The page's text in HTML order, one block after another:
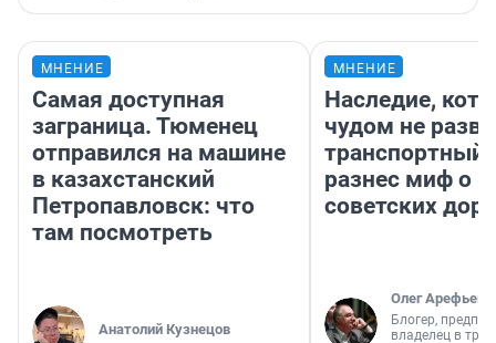
МНЕНИЕ
Самая доступная
заграница. Тюменец
отправился на машине
в казахстанский
Петропавловск: что
там посмотреть
Анатолий Кузнецов
МНЕНИЕ
Наследие,
чудом не
транспортный
разнес миф о
советских
Олег Арефьев
Блогер,
владелец в